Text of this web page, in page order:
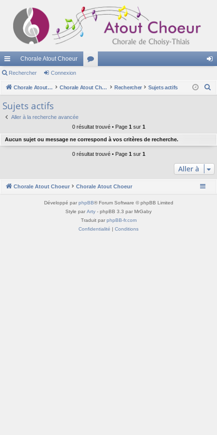
cc
ès
ra
pi
Chorale Atout Choeur
u ne
Rechercher Connexion
Chorale Atout Choeur Chorale Atout Choeur Rechercher Sujets actifs
e
Sujets actifs
Aller à la recherche avancée
0 résultat trouvé • Page 1 sur 1
Aucun sujet ou message ne correspond à vos critères de recherche.
0 résultat trouvé • Page 1 sur 1
Aller à
Chorale Atout Choeur Chorale Atout Choeur
Développé par phpBB® Forum Software © phpBB Limited
Style par Arty - phpBB 3.3 par MrGaby
Traduit par phpBB-fr.com
Confidentialité | Conditions